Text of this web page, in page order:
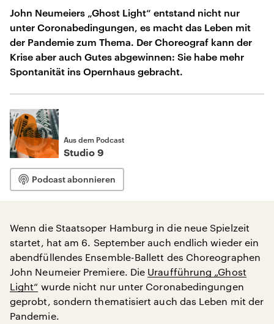
John Neumeiers „Ghost Light“ entstand nicht nur
unter Coronabedingungen, es macht das Leben mit
der Pandemie zum Thema. Der Choreograf kann der
Krise aber auch Gutes abgewinnen: Sie habe mehr
Spontanität ins Opernhaus gebracht.
Aus dem Podcast
Studio 9
Podcast abonnieren
Wenn die Staatsoper Hamburg in die neue Spielzeit
startet, hat am 6. September auch endlich wieder ein
abendfüllendes Ensemble-Ballett des Choreographen
John Neumeier Premiere. Die Uraufführung „Ghost
Light“ wurde nicht nur unter Coronabedingungen
geprobt, sondern thematisiert auch das Leben mit der
Pandemie.